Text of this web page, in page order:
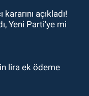
açıkladı!
Yeni Parti'ye mi
lira ek ödeme